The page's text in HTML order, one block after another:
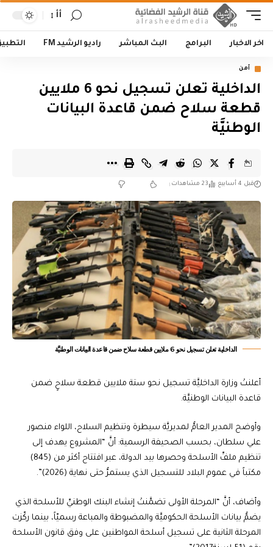
أأ
اخر الاخبار البرامج البث المباشر راديو الرشيد FM
أمن
الداخلية تعلن تسجيل نحو 6 ملايين
قطعة سلاح ضمن قاعدة البيانات
الوطنيَّة
قبل 4 أسابيع 23 مشاهدات
الداخلية تعلن تسجيل نحو 6 ملايين قطعة سلاح ضمن قاعدة البيانات الوطنيَّة
أعلنتْ وزارة الداخليَّة تسجيل نحو ستة ملايين قطعة سلاحٍ ضمن
قاعدة البيانات الوطنيَّة.
وأوضح المدير العامُّ لمديريَّة سيطرة وتنظيم السلاح، اللواء منصور
علي سلطان، بحسب الصحيفة الرسمية: أنَّ “المشروع يهدف إلى
تنظيم ملفِّ الأسلحة وحصرها بيد الدولة، عبر افتتاح أكثر من (845)
مكتباً في عموم البلاد للتسجيل الذي يستمرُّ حتى نهاية (2026)”.
وأضاف، أنَّ “المرحلة الأولى تضمَّنتْ إنشاء البنك الوطنيِّ للأسلحة الذي
يضمُّ بيانات الأسلحة الحكوميَّة والمضبوطة والمباعة رسميّاً، بينما ركّزت
المرحلة الثانية على تسجيل أسلحة المواطنين على وفق قانون الأسلحة